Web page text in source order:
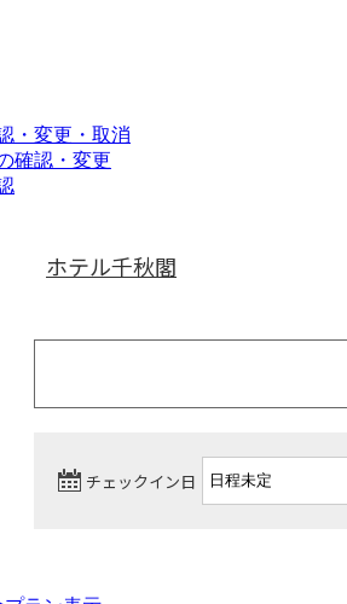
・変更・取消
確認・変更
ホテル千秋閣
チェックイン日